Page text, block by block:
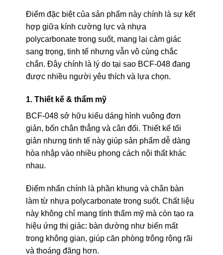
Điểm đặc biệt của sản phẩm này chính là sự kết
hợp giữa kính cường lực và nhựa
polycarbonate trong suốt, mang lại cảm giác
sang trọng, tinh tế nhưng vẫn vô cùng chắc
chắn. Đây chính là lý do tại sao BCF-048 đang
được nhiều người yêu thích và lựa chọn.
1. Thiết kế & thẩm mỹ
BCF-048 sở hữu kiểu dáng hình vuông đơn
giản, bốn chân thẳng và cân đối. Thiết kế tối
giản nhưng tinh tế này giúp sản phẩm dễ dàng
hòa nhập vào nhiều phong cách nội thất khác
nhau.
Điểm nhấn chính là phần khung và chân bàn
làm từ nhựa polycarbonate trong suốt. Chất liệu
này không chỉ mang tính thẩm mỹ mà còn tạo ra
hiệu ứng thị giác: bàn dường như biến mất
trong không gian, giúp căn phòng trông rộng rãi
và thoáng đãng hơn.